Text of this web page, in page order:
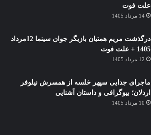
علت فوت
14 مرداد 1405
درگذشت مریم همتیان بازیگر جوان سینما 12مرداد
1405 + علت فوت
12 مرداد 1405
ماجرای جدایی سپهر خلسه از همسرش نیلوفر
اردلان؛ بیوگرافی و داستان آشنایی
10 مرداد 1405